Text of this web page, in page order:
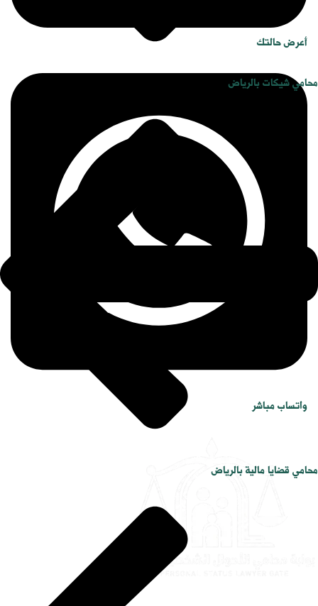
محامي شيكات بالرياض
محامي قضايا مالية بالرياض
أعرض حالتك
واتساب مباشر